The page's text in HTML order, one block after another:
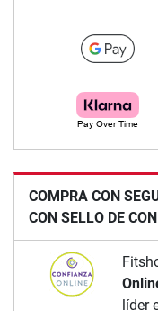
COMPRA CON
CON SELLO DE
líder